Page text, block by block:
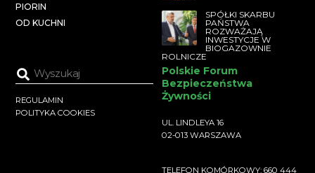
PIORIN
OD KUCHNI
SPÓŁKI SKARBU
PAŃSTWA
ROZWAŻAJĄ
INWESTYCJE W
BIOGAZOWNIE
ROLNICZE
REGULAMIN
POLITYKA COOKIES
Polskie Forum
Bezpieczeństwa
Żywności
UL. LINDLEYA 16
02-013 WARSZAWA
TELEFON KOMÓRKOWY: 660 444